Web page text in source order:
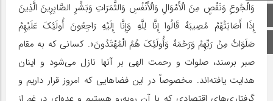
صفحه اصلی
اینستاگرام
وَالْجُوعِ وَنَقْصٍ مِنَ الْأَمْوَالِ وَالْأَنْفُسِ وَالثَّمَرَاتِ وَبَشِّرِ الصَّابِرِینَ الَّذِینَ
إِذَا أَصَابَتْهُمْ مُصِیبَهٌ قَالُوا إِنَّا لِلَّهِ وَإِنَّا إِلَیْهِ رَاجِعُونَ أُولَئِکَ عَلَیْهِمْ
صَلَوَاتٌ مِنْ رَبِّهِمْ وَرَحْمَهٌ وَأُولَئِکَ هُمُ الْمُهْتَدُونَ». کسانی که به مقام
صبر برسند، صلوات و رحمت الهی بر آنها نازل می‌شود و اینان
هدایت یافته‌اند. مخصوصاً در این فضاهایی که امروز قرار داریم و